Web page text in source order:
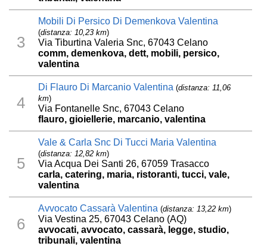
3
Mobili Di Persico Di Demenkova Valentina
(distanza: 10,23 km)
Via Tiburtina Valeria Snc, 67043 Celano
comm, demenkova, dett, mobili, persico,
valentina
4
Di Flauro Di Marcanio Valentina (distanza: 11,06
km)
Via Fontanelle Snc, 67043 Celano
flauro, gioiellerie, marcanio, valentina
5
Vale & Carla Snc Di Tucci Maria Valentina
(distanza: 12,82 km)
Via Acqua Dei Santi 26, 67059 Trasacco
carla, catering, maria, ristoranti, tucci, vale,
valentina
6
Avvocato Cassarà Valentina (distanza: 13,22 km)
Via Vestina 25, 67043 Celano (AQ)
avvocati, avvocato, cassarà, legge, studio,
tribunali, valentina